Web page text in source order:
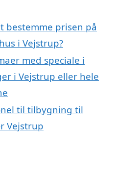
bestemme prisen på
i Vejstrup?
med speciale i
i Vejstrup eller hele
til tilbygning til
Vejstrup